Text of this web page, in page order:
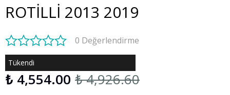
ROTİLLİ 2013 2019
0 Değerlendirme
Tükendi
₺ 4,554.00 ₺ 4,926.60